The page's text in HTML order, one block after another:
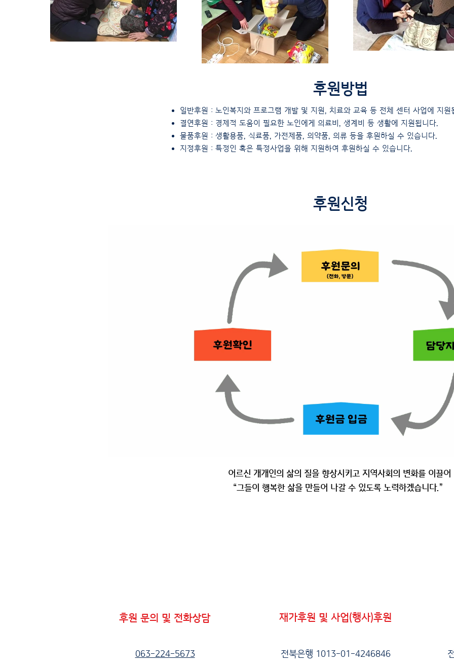
후원방법
일반후원 : 노인복지와 프로그램 개발 및 지원, 치료와 교육 등 전체 센터 사업에 지원
결연후원 : 경제적 도움이 필요한 노인에게 의료비, 생계비 등 생활에 지원됩니다.
물품후원 : 생활용품, 식료품, 가전제품, 의약품, 의류 등을 후원하실 수 있습니다.
지정후원 : 특정인 혹은 특정사업을 위해 지원하여 후원하실 수 있습니다.
후원신청
어르신 개개인의 삶의 질을 향상시키고 지역사회의 변화를 이끌어
“그들이 행복한 삶을 만들어 나갈 수 있도록 노력하겠습니다.”
후원 문의 및 전화상담
063-224-5673
재가후원 및 사업(행사)후원
전북은행 1013-01-4246846